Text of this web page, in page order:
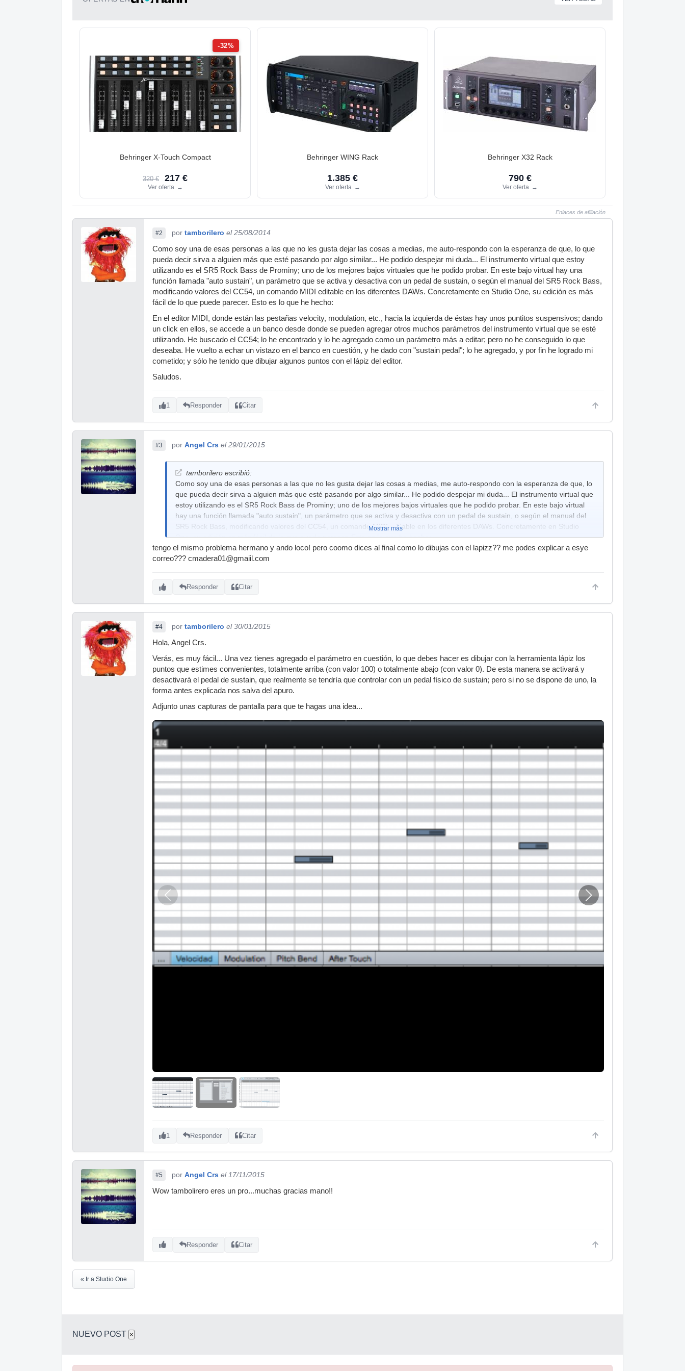
-32%
Behringer X-Touch Compact
320 € 217 €
Ver oferta →
Behringer WING Rack
1.385 €
Ver oferta →
Behringer X32 Rack
790 €
Ver oferta →
Enlaces de afiliación
#2 por tamborilero el 25/08/2014
Como soy una de esas personas a las que no les gusta dejar las cosas a medias, me auto-respondo con la esperanza de que, lo que
pueda decir sirva a alguien más que esté pasando por algo similar... He podido despejar mi duda... El instrumento virtual que estoy
utilizando es el SR5 Rock Bass de Prominy; uno de los mejores bajos virtuales que he podido probar. En este bajo virtual hay una
función llamada "auto sustain", un parámetro que se activa y desactiva con un pedal de sustain, o según el manual del SR5 Rock Bass,
modificando valores del CC54, un comando MIDI editable en los diferentes DAWs. Concretamente en Studio One, su edición es más
fácil de lo que puede parecer. Esto es lo que he hecho:
En el editor MIDI, donde están las pestañas velocity, modulation, etc., hacia la izquierda de éstas hay unos puntitos suspensivos; dando
un click en ellos, se accede a un banco desde donde se pueden agregar otros muchos parámetros del instrumento virtual que se esté
utilizando. He buscado el CC54; lo he encontrado y lo he agregado como un parámetro más a editar; pero no he conseguido lo que
deseaba. He vuelto a echar un vistazo en el banco en cuestión, y he dado con "sustain pedal"; lo he agregado, y por fin he logrado mi
cometido; y sólo he tenido que dibujar algunos puntos con el lápiz del editor.
Saludos.
1 Responder Citar
#3 por Angel Crs el 29/01/2015
tamborilero escribió:
Como soy una de esas personas a las que no les gusta dejar las cosas a medias, me auto-respondo con la esperanza de que, lo
que pueda decir sirva a alguien más que esté pasando por algo similar... He podido despejar mi duda... El instrumento virtual que
estoy utilizando es el SR5 Rock Bass de Prominy; uno de los mejores bajos virtuales que he podido probar. En este bajo virtual
hay una función llamada "auto sustain", un parámetro que se activa y desactiva con un pedal de sustain, o según el manual del
SR5 Rock Bass, modificando valores del CC54, un comando MIDI editable en los diferentes DAWs. Concretamente en Studio
One, su edición es más fácil de lo que puede parecer. Esto es lo que he hecho:
En el editor MIDI, donde están las pestañas velocity, modulation, etc., hacia la izquierda de éstas hay unos puntitos suspensivos;
dando un click en ellos, se accede a un banco desde donde se pueden agregar otros muchos parámetros del instrumento virtual
conseguido lo que deseaba. He vuelto a echar un vistazo en el banco en cuestión, y he dado con "sustain pedal"; lo he agregado,
Saludos.
Mostrar más
tengo el mismo problema hermano y ando loco! pero coomo dices al final como lo dibujas con el lapizz?? me podes explicar a esye
correo??? cmadera01@gmaiil.com
Responder Citar
#4 por tamborilero el 30/01/2015
Hola, Angel Crs.
Verás, es muy fácil... Una vez tienes agregado el parámetro en cuestión, lo que debes hacer es dibujar con la herramienta lápiz los
puntos que estimes convenientes, totalmente arriba (con valor 100) o totalmente abajo (con valor 0). De esta manera se activará y
desactivará el pedal de sustain, que realmente se tendría que controlar con un pedal físico de sustain; pero si no se dispone de uno, la
forma antes explicada nos salva del apuro.
Adjunto unas capturas de pantalla para que te hagas una idea...
1 Responder Citar
#5 por Angel Crs el 17/11/2015
Wow tambolirero eres un pro...muchas gracias mano!!
Responder Citar
« Ir a Studio One
NUEVO POST ×